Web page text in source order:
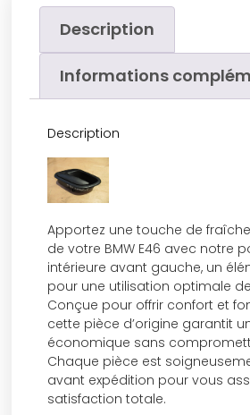
Description
Informations
Description
Apportez une touche de
de votre BMW E46 avec notre
intérieure avant gauche, un
pour une utilisation optimale
Conçue pour offrir confort et
cette pièce d’origine garantit
économique sans
Chaque pièce est
avant expédition pour vous
satisfaction totale.